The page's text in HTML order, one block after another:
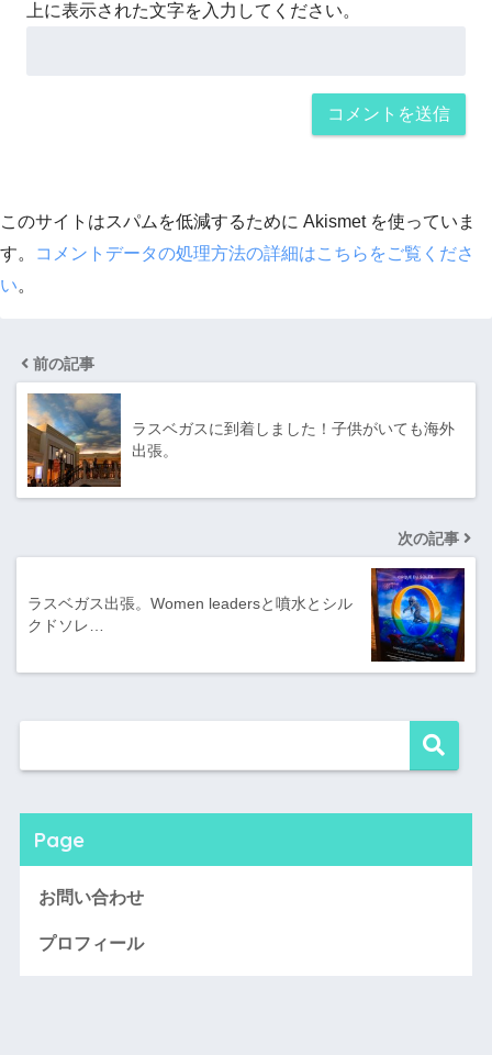
上に表示された文字を入力してください。
このサイトはスパムを低減するために Akismet を使っていま
す。
コメントデータの処理方法の詳細はこちらをご覧くださ
い。
前の記事
ラスベガスに到着しました！子供がいても海外
出張。
次の記事
ラスベガス出張。Women leadersと噴水とシル
クドソレ…
Page
お問い合わせ
プロフィール